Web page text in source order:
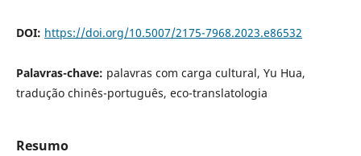
DOI: https://doi.org/10.5007/2175-7968.2023.e86532
Palavras-chave: palavras com carga cultural, Yu Hua,
tradução chinês-português, eco-translatologia
Resumo